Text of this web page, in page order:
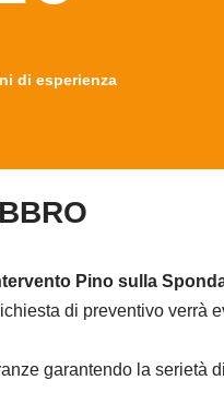
di esperienza
Pino sulla
di preventivo verrà
garantendo la serietà